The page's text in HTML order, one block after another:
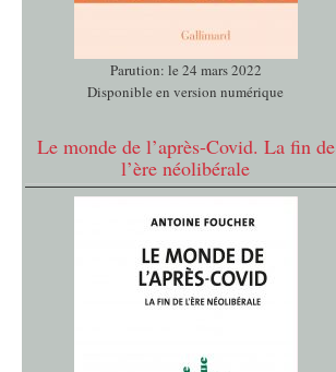
Parution: le 24 mars 2022
Disponible en version numérique
Le monde de l’après-Covid. La fin de
l’ère néolibérale